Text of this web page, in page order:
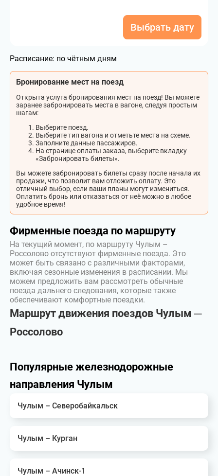
Выбрать дату
Расписание: по чётным дням
Бронирование мест на поезд
Открыта услуга бронирования мест на поезд! Вы можете
заранее забронировать места в вагоне, следуя простым
шагам:
Выберите поезд.
Выберите тип вагона и отметьте места на схеме.
Заполните данные пассажиров.
На странице оплаты заказа, выберите вкладку
«Забронировать билеты».
Вы можете забронировать билеты сразу после начала их
продажи, что позволит вам отложить оплату. Это
отличный выбор, если ваши планы могут измениться.
Оплатить бронь или отказаться от неё можно в любое
удобное время!
Фирменные поезда по маршруту
На текущий момент, по маршруту Чулым –
Россолово отсутствуют фирменные поезда. Это
может быть связано с различными факторами,
включая сезонные изменения в расписании. Мы
можем предложить вам рассмотреть обычные
поезда дальнего следования, которые также
обеспечивают комфортные поездки.
Маршрут движения поездов Чулым ─
Россолово
Популярные железнодорожные
направления Чулым
Чулым – Северобайкальск
Чулым – Курган
Чулым – Ачинск-1